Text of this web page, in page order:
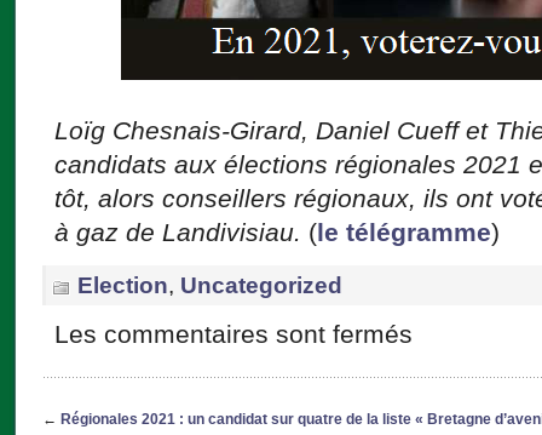
Loïg Chesnais-Girard, Daniel Cueff et
candidats aux élections régionales 2021
tôt, alors conseillers régionaux, ils ont
à gaz de Landivisiau. (le télégramme)
Election, Uncategorized
Les commentaires sont fermés
← Régionales 2021 : un candidat sur quatre de la liste « Bretagne